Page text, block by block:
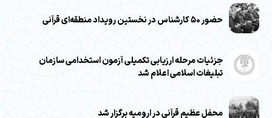
حضور ۵۰ کارشناس در نخستین رویداد منطقه‌ای قرآنی
جزئیات مرحله ارزیابی تکمیلی آزمون استخدامی سازمان
تبلیغات اسلامی اعلام شد
محفل عظیم قرآنی در ارومیه برگزار شد